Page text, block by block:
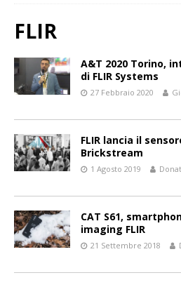
FLIR
A&T 2020 Torino,
di FLIR Systems
27 Febbraio 2020
FLIR lancia il
Brickstream
1 Agosto 2019
CAT S61,
imaging FLIR
21 Settembre 2018